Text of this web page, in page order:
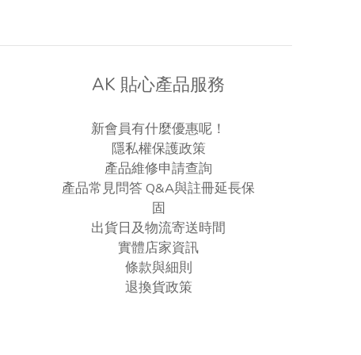
AK 貼心產品服務
新會員有什麼優惠呢！
隱私權保護政策
產品維修申請查詢
產品常見問答 Q&A與註冊延長保
固
出貨日及物流寄送時間
實體店家資訊
條款與細則
退換貨政策